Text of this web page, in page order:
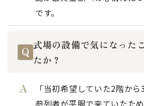
です。
式場の設備で気になった
たか？
「当初希望していた2階から
参列者が平服で来ていたた